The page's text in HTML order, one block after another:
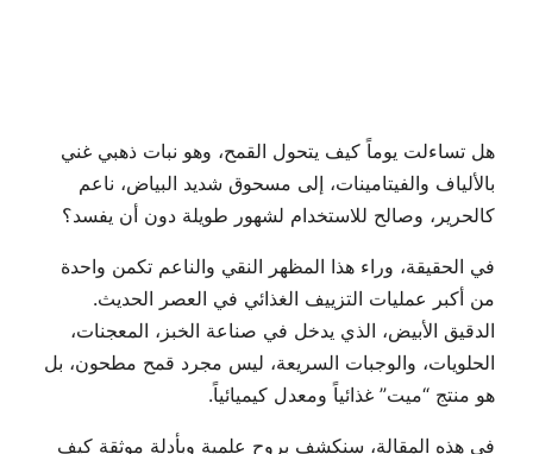
هل تساءلت يوماً كيف يتحول القمح، وهو نبات ذهبي غني
بالألياف والفيتامينات، إلى مسحوق شديد البياض، ناعم
كالحرير، وصالح للاستخدام لشهور طويلة دون أن يفسد؟
في الحقيقة، وراء هذا المظهر النقي والناعم تكمن واحدة
من أكبر عمليات التزييف الغذائي في العصر الحديث.
الدقيق الأبيض، الذي يدخل في صناعة الخبز، المعجنات،
الحلويات، والوجبات السريعة، ليس مجرد قمح مطحون، بل
هو منتج “ميت” غذائياً ومعدل كيميائياً.
في هذه المقالة، سنكشف بروح علمية وبأدلة موثقة كيف